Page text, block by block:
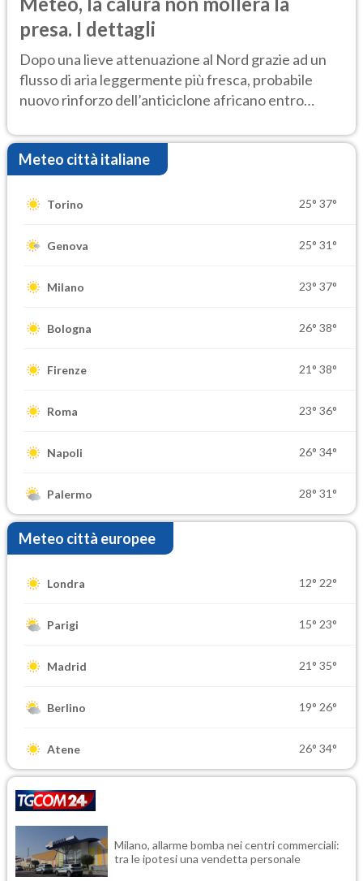
presa. I dettagli
Dopo una lieve attenuazione al Nord grazie ad un
flusso di aria leggermente più fresca, probabile
nuovo rinforzo dell’anticiclone africano entro
Meteo città italiane
Torino 25° 37°
Genova 25° 31°
Milano 23° 37°
Bologna 26° 38°
Firenze 21° 38°
Roma 23° 36°
Napoli 26° 34°
Palermo 28° 31°
Meteo città europee
Londra 12° 22°
Parigi 15° 23°
Madrid 21° 35°
Berlino 19° 26°
Atene 26° 34°
Milano, allarme bomba nei centri commerciali:
tra le ipotesi una vendetta personale